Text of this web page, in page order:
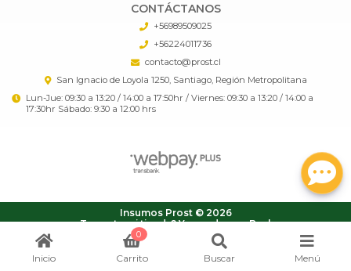
CONTÁCTANOS
+56989509025
+56224011736
contacto@prost.cl
San Ignacio de Loyola 1250, Santiago, Región Metropolitana
Lun-Jue: 09:30 a 13:20 / 14:00 a 17:50hr / Viernes: 09:30 a 13:20 / 14:00 a
17:30hr Sábado: 9:30 a 12:00 hrs
Insumos Prost © 2026
¿Te gusta mi tienda? Yo vendo conBsale
Inicio
0
Carrito Buscar Menú